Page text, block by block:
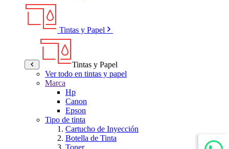
Tintas y Papel
Tintas y Papel
Ver todo en tintas y papel
Marca
Hp
Canon
Epson
Tipo de tinta
Cartucho de Inyección
Botella de Tinta
Toner